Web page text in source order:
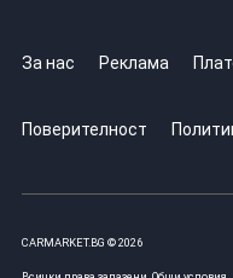
За нас Реклама
Поверителност
CARMARKET.BG © 2026